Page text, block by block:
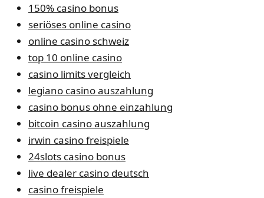
150% casino bonus
seriöses online casino
online casino schweiz
top 10 online casino
casino limits vergleich
legiano casino auszahlung
casino bonus ohne einzahlung
bitcoin casino auszahlung
irwin casino freispiele
24slots casino bonus
live dealer casino deutsch
casino freispiele